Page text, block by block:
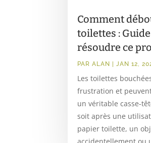
Comment
toilettes :
résoudre ce
PARALAN |JAN 12,
Les toilettes
frustration et
un véritable casse-
soit après une
papier toilette, un
accidentellement ou